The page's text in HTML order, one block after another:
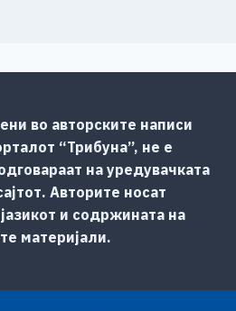
во авторските написи
“Трибуна”, не е
на уредувачката
Авторите носат
и содржината на
материјали.